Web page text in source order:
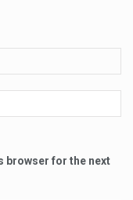
browser for the next